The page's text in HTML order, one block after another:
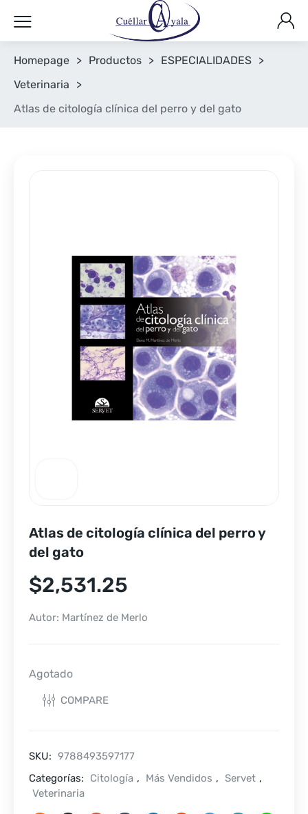
Homepage > Productos > ESPECIALIDADES >
Veterinaria
>
Atlas de citología clínica del perro y del gato
Atlas de citología clínica del perro y
del gato
$2,531.25
Autor: Martínez de Merlo
Agotado
COMPARE
SKU: 9788493597177
Categorías:
Citología , Más Vendidos , Servet ,
Veterinaria